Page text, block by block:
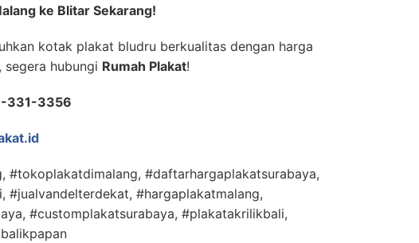
ke Blitar Sekarang!
kotak plakat bludru berkualitas dengan harga
hubungi Rumah Plakat!
331-3356
#tokoplakatdimalang, #daftarhargaplakatsurabaya,
#jualvandelterdekat, #hargaplakatmalang,
#customplakatsurabaya, #plakatakrilikbali,